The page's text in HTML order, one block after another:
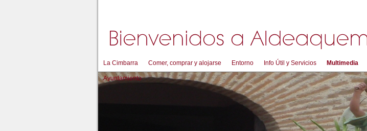
La Cimbarra Comer, comprar y alojarse Entorno Info Útil y Servicios Multimedia
Ayuntamiento